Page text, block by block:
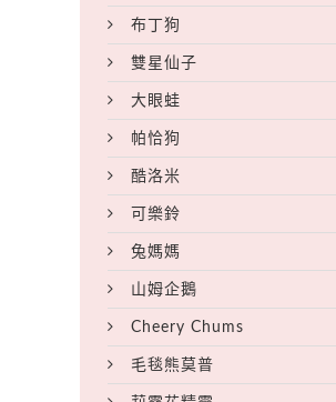
布丁狗
雙星仙子
大眼蛙
帕恰狗
酷洛米
可樂鈴
兔媽媽
山姆企鵝
Cheery Chums
毛毯熊莫普